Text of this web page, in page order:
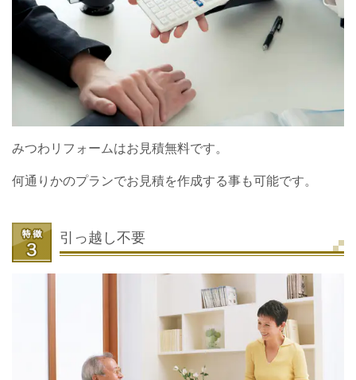
みつわリフォームはお見積無料です。
何通りかのプランでお見積を作成する事も可能です。
引っ越し不要